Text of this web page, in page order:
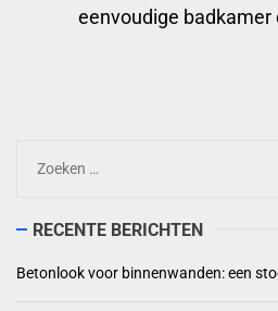
eenvoudige badkamer
naar:
RECENTE BERICHTEN
Betonlook voor binnenwanden: een